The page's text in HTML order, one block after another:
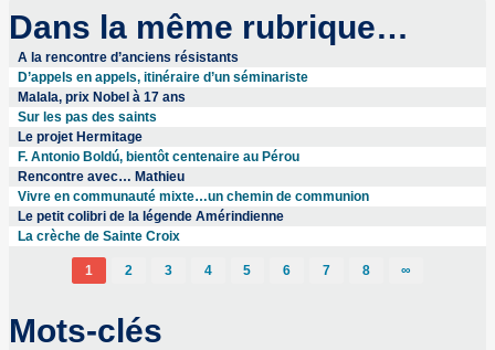
Dans la même rubrique…
A la rencontre d’anciens résistants
D’appels en appels, itinéraire d’un séminariste
Malala, prix Nobel à 17 ans
Sur les pas des saints
Le projet Hermitage
F. Antonio Boldú, bientôt centenaire au Pérou
Rencontre avec… Mathieu
Vivre en communauté mixte…un chemin de communion
Le petit colibri de la légende Amérindienne
La crèche de Sainte Croix
1 2 3 4 5 6 7 8 ∞
Mots-clés